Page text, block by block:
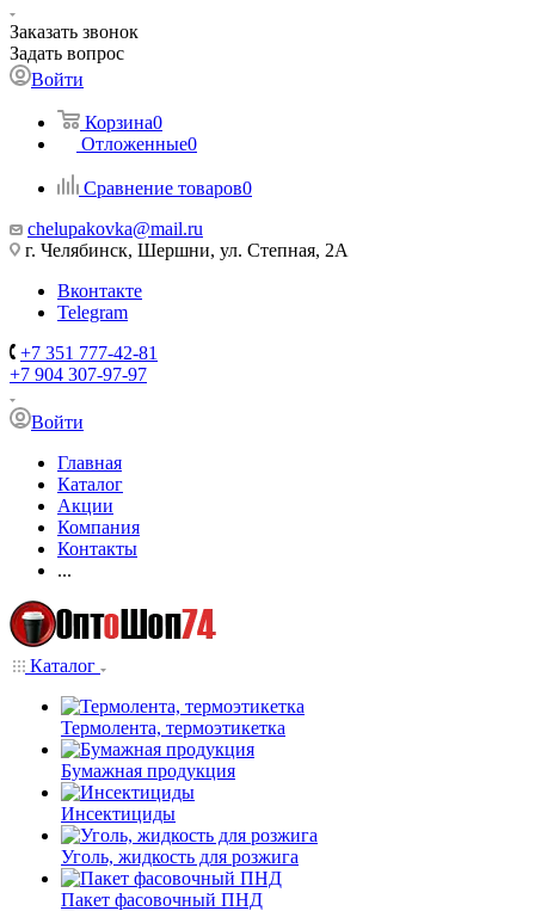
Заказать звонок
Задать вопрос
Войти
Корзина0
Отложенные0
Сравнение товаров0
chelupakovka@mail.ru
г. Челябинск, Шершни, ул. Степная, 2А
Вконтакте
Telegram
+7 351 777-42-81
+7 904 307-97-97
Войти
Главная
Каталог
Акции
Компания
Контакты
...
Каталог
Термолента, термоэтикетка
Бумажная продукция
Инсектициды
Уголь, жидкость для розжига
Пакет фасовочный ПНД